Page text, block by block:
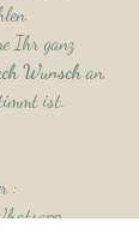
Ihr ganz
Wunsch an,
ist.
: